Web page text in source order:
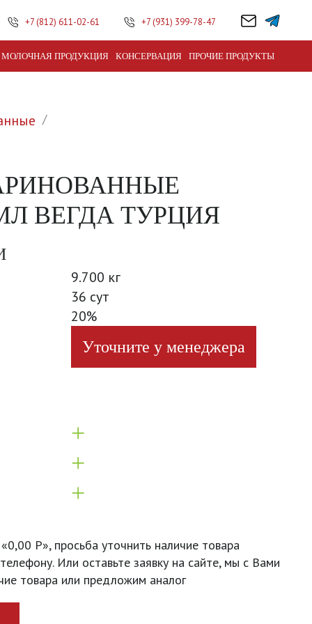
+7 (812) 611-02-61 +7 (931) 399-78-47
МОЛОЧНАЯ ПРОДУКЦИЯ КОНСЕРВАЦИЯ ПРОЧИЕ ПРОДУКТЫ
ВЕГДА ТУРЦИЯ
9.700 кг
36 сут
20%
Уточните у менеджера
+
+
+
Р», просьба уточнить наличие товара
Или оставьте заявку на сайте, мы с Вами
товара или предложим аналог